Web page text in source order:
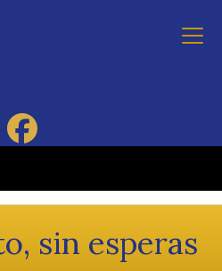
sin esperas